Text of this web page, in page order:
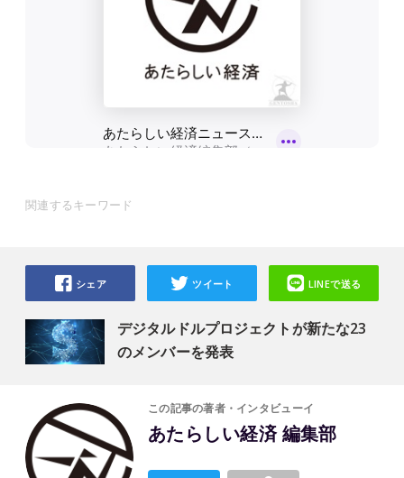
関連するキーワード
デジタルドルプロジェクトが新たな23
のメンバーを発表
シェア ツイート LINEで送る
この記事の著者・インタビューイ
あたらしい経済 編集部